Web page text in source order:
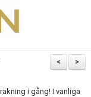
>
<
i gång! I vanliga